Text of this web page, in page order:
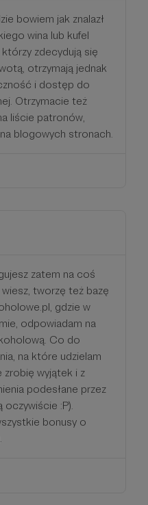
bowiem jak znalazł
wina lub kufel
zdecydują się
otrzymają jednak
i dostęp do
Otrzymacie też
liście patronów,
blogowych stronach.
zatem na coś
tworzę też bazę
gdzie w
odpowiadam na
Co do
na które udzielam
zrobię wyjątek i z
podesłane przez
oczywiście :P).
bonusy o